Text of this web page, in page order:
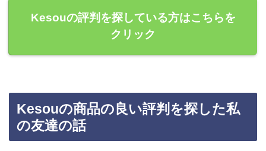
Kesouの評判を探している方はこちらを
クリック
Kesouの商品の良い評判を探した私
の友達の話